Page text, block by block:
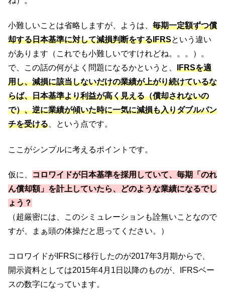
小難しいことは省略しますが、ようは、 毎期一定額ずつ償
却する日本基準に対して減損判断をするIFRSという違い
があります（これでも小難しいですけれどね。。。）。
で、この話の何がよく問題になるかというと、 IFRSを適
用し、減損に該当しないだけの業績が上がり続けているな
らば、日本基準より利益が高く見える（償却されないの
で）、逆に業績が傾いた時に一気に減損も入りダブルパン
チを受ける 、という点です。
ここがシンプルに考えるポイントです。
仮に、
コロワイドが日本基準を採用していて、毎期「のれ
ん償却額」を計上していたら、どのような業績になるでし
ょう？
（超厳密には、このシミュレーションも詮無いことなので
すが、まぁ頭の体操だと思ってください。）
コロワイドがIFRSに移行したのが2017年3月期からで、
開示資料としては2015年4月1日以降のものが、IFRSベー
スの数字になっています。